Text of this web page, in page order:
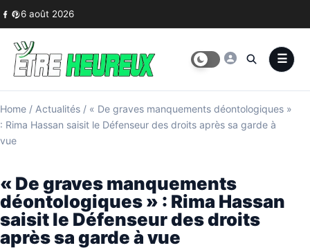
Skip to content
6 août 2026
Home / Actualités / « De graves manquements déontologiques »
: Rima Hassan saisit le Défenseur des droits après sa garde à
vue
« De graves manquements
déontologiques » : Rima Hassan
saisit le Défenseur des droits
après sa garde à vue